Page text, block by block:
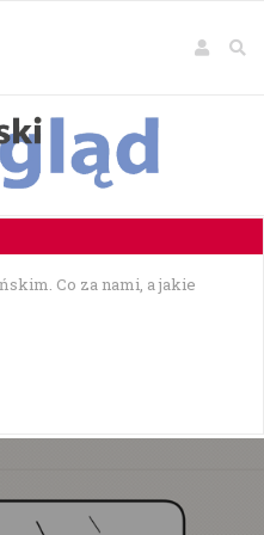
Co za nami, a jakie
— 19-latek stracił